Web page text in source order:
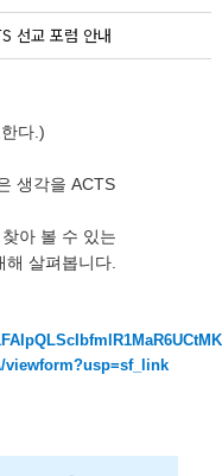
선교 포럼 안내
다.)
생각을 ACTS
아 볼 수 있는
살펴봅니다.
viewform?usp=sf_link